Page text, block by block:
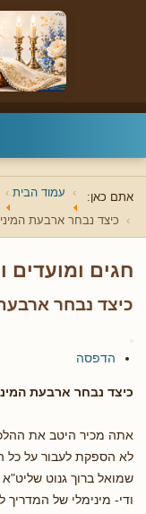
אתם כאן: עמוד הבית
כיצד נבחר ארבעת
חגים ומועדים
כיצד נבחר
הדפסה
כיצד נבחר ארבעת
אתה מכיר היטב את
לא הספקת לעבור על כל
שמואל ברוך גנוט שליט"א
ודי- מינימלי של המדריך